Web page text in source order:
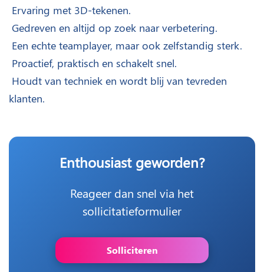
Ervaring met 3D-tekenen.
Gedreven en altijd op zoek naar verbetering.
Een echte teamplayer, maar ook zelfstandig sterk.
Proactief, praktisch en schakelt snel.
Houdt van techniek en wordt blij van tevreden
klanten.
Enthousiast geworden?
Reageer dan snel via het
sollicitatieformulier
Solliciteren